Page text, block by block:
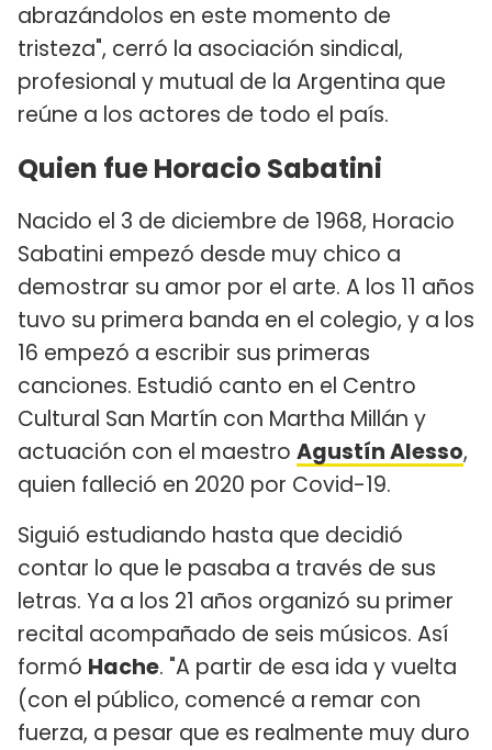
abrazándolos en este momento de
tristeza", cerró la asociación sindical,
profesional y mutual de la Argentina que
reúne a los actores de todo el país.
Quien fue Horacio Sabatini
Nacido el 3 de diciembre de 1968, Horacio
Sabatini empezó desde muy chico a
demostrar su amor por el arte. A los 11 años
tuvo su primera banda en el colegio, y a los
16 empezó a escribir sus primeras
canciones. Estudió canto en el Centro
Cultural San Martín con Martha Millán y
actuación con el maestro Agustín Alesso,
quien falleció en 2020 por Covid-19.
Siguió estudiando hasta que decidió
contar lo que le pasaba a través de sus
letras. Ya a los 21 años organizó su primer
recital acompañado de seis músicos. Así
formó Hache. "A partir de esa ida y vuelta
(con el público, comencé a remar con
fuerza, a pesar que es realmente muy duro